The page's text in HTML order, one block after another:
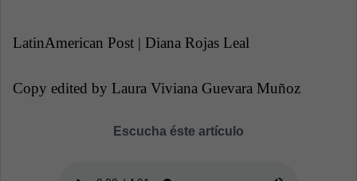
LatinAmerican Post | Diana Rojas Leal
Copy edited by Laura Viviana Guevara Muñoz
Escucha éste artículo